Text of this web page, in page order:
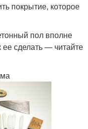
покрытие, которое
пол вполне
сделать — читайте